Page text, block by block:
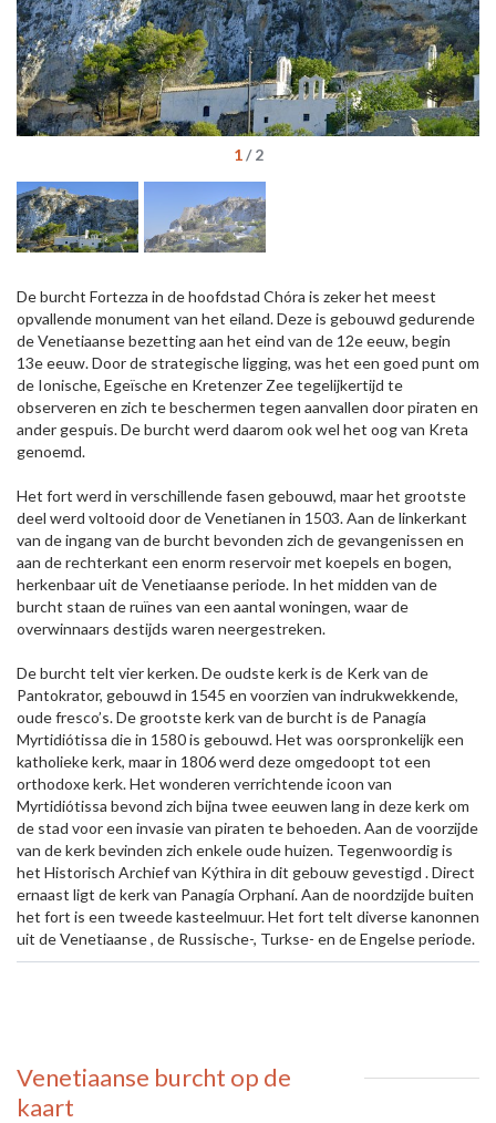
1/2
De burcht Fortezza in de hoofdstad Chóra is zeker het meest
opvallende monument van het eiland. Deze is gebouwd gedurende
de Venetiaanse bezetting aan het eind van de 12e eeuw, begin
13e eeuw. Door de strategische ligging, was het een goed punt om
de Ionische, Egeïsche en Kretenzer Zee tegelijkertijd te
observeren en zich te beschermen tegen aanvallen door piraten en
ander gespuis. De burcht werd daarom ook wel het oog van Kreta
genoemd.
Het fort werd in verschillende fasen gebouwd, maar het grootste
deel werd voltooid door de Venetianen in 1503. Aan de linkerkant
van de ingang van de burcht bevonden zich de gevangenissen en
aan de rechterkant een enorm reservoir met koepels en bogen,
herkenbaar uit de Venetiaanse periode. In het midden van de
burcht staan de ruïnes van een aantal woningen, waar de
overwinnaars destijds waren neergestreken.
De burcht telt vier kerken. De oudste kerk is de Kerk van de
Pantokrator, gebouwd in 1545 en voorzien van indrukwekkende,
oude fresco’s. De grootste kerk van de burcht is de Panagía
Myrtidiótissa die in 1580 is gebouwd. Het was oorspronkelijk een
katholieke kerk, maar in 1806 werd deze omgedoopt tot een
orthodoxe kerk. Het wonderen verrichtende icoon van
Myrtidiótissa bevond zich bijna twee eeuwen lang in deze kerk om
de stad voor een invasie van piraten te behoeden. Aan de voorzijde
van de kerk bevinden zich enkele oude huizen. Tegenwoordig is
het Historisch Archief van Kýthira in dit gebouw gevestigd . Direct
ernaast ligt de kerk van Panagía Orphaní. Aan de noordzijde buiten
het fort is een tweede kasteelmuur. Het fort telt diverse kanonnen
uit de Venetiaanse , de Russische-, Turkse- en de Engelse periode.
Venetiaanse burcht op de
kaart